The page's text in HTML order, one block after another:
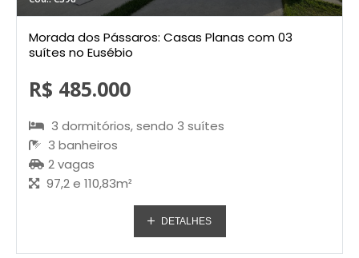
Morada dos Pássaros: Casas Planas com 03
suítes no Eusébio
R$ 485.000
3 dormitórios, sendo 3 suítes
3 banheiros
2 vagas
97,2 e 110,83m²
DETALHES